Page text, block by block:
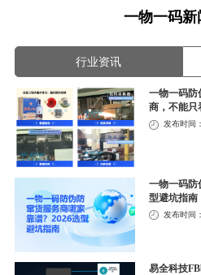
一物一码新
行业资讯
一物一码防
商，不能只
发布时间
一物一码防
型避坑指南
发布时间
易全科技